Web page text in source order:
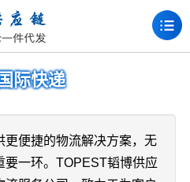
际快递
更便捷的物流解决方案，无
要一环。TOPEST韬博供应